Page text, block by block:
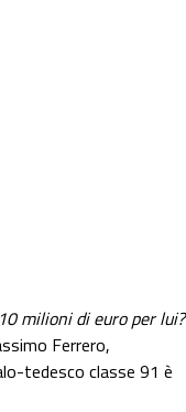
milioni di euro per lui?
Ferrero,
tedesco classe 91 è